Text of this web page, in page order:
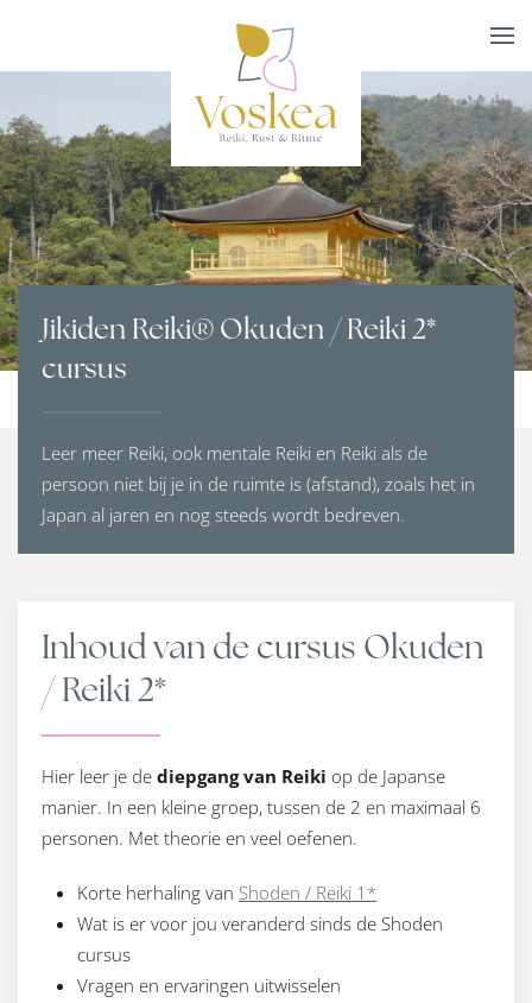
Jikiden Reiki® Okuden / Reiki 2*
cursus
Leer meer Reiki, ook mentale Reiki en Reiki als de
persoon niet bij je in de ruimte is (afstand), zoals het in
Japan al jaren en nog steeds wordt bedreven.
Inhoud van de cursus Okuden
/ Reiki 2*
Hier leer je de diepgang van Reiki op de Japanse
manier. In een kleine groep, tussen de 2 en maximaal 6
personen. Met theorie en veel oefenen.
Korte herhaling van Shoden / Reiki 1*
Wat is er voor jou veranderd sinds de Shoden
cursus
Vragen en ervaringen uitwisselen